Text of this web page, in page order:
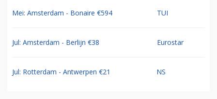
Mei: Amsterdam - Bonaire €594 TUI
Jul: Amsterdam - Berlijn €38 Eurostar
Jul: Rotterdam - Antwerpen €21 NS